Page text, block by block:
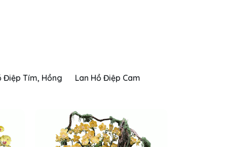
Điệp Tím, Hồng Lan Hồ Điệp Cam